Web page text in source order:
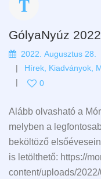
GólyaNyúz 2022
2022. Augusztus 28.
Hírek Kiadványok
0
Alább olvasható a
melyben a
beköltöző
is letölthető: https://
content/uploads/